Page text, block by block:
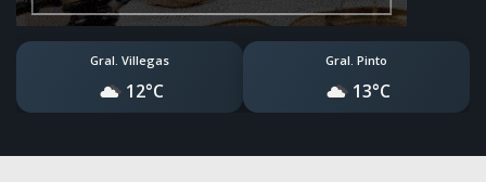
Gral. Villegas
12°C
Gral. Pinto
13°C